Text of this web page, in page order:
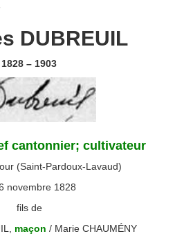
DUBREUIL
1828 – 1903
cantonnier; cultivateur
(Saint-Pardoux-Lavaud)
novembre 1828
fils de
maçon / Marie CHAUMÉNY